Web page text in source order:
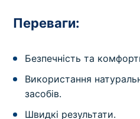
Переваги:
Безпечність та
Використання
засобів.
Швидкі результати.